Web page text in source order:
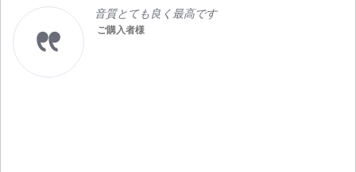
音質とても良く最高です
ご購入者様